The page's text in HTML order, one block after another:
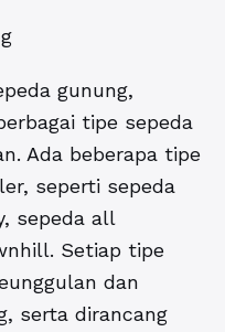
gunung,
tipe sepeda
Ada beberapa tipe
seperti sepeda
sepeda all
Setiap tipe
dan
serta dirancang